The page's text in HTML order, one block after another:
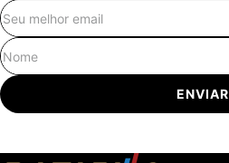
ENVIAR